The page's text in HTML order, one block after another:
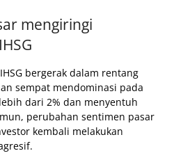
mengiringi
bergerak dalam rentang
sempat mendominasi pada
dari 2% dan menyentuh
perubahan sentimen pasar
kembali melakukan